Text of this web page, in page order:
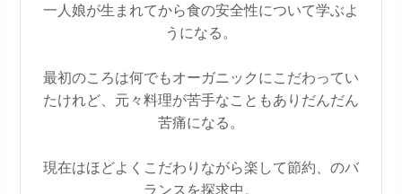
一人娘が生まれてから食の安全性について学ぶよ
うになる。
最初のころは何でもオーガニックにこだわってい
たけれど、元々料理が苦手なこともありだんだん
苦痛になる。
現在はほどよくこだわりながら楽して節約、のバ
ランスを探求中。